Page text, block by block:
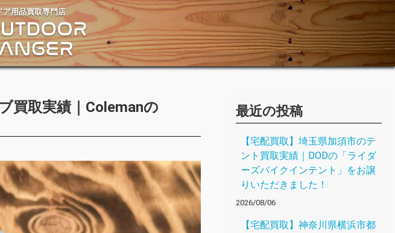
ア用品買取専門店
買取実績｜Colemanの
最近の投稿
【宅配買取】埼玉県加須市のテ
ント買取実績｜DODの「ライダ
ーズバイクインテント」をお譲
りいただきました！
2026/08/06
【宅配買取】神奈川県横浜市都